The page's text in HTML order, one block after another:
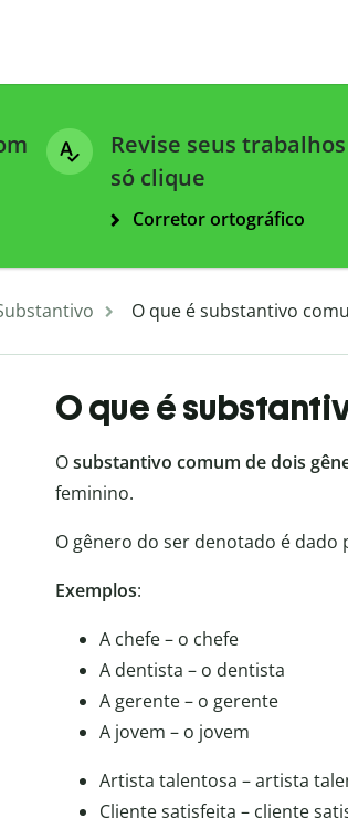
Revise seus
só clique
Corretor ortográfico
O que é substantivo
O que é
Osubstantivo comum de dois
feminino.
O gênero do ser denotado é dado
Exemplos:
A chefe – o chefe
A dentista – o dentista
A gerente – o gerente
A jovem – o jovem
Artista talentosa – artista
Cliente satisfeita – cliente